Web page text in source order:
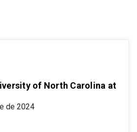
of North Carolina at
de 2024